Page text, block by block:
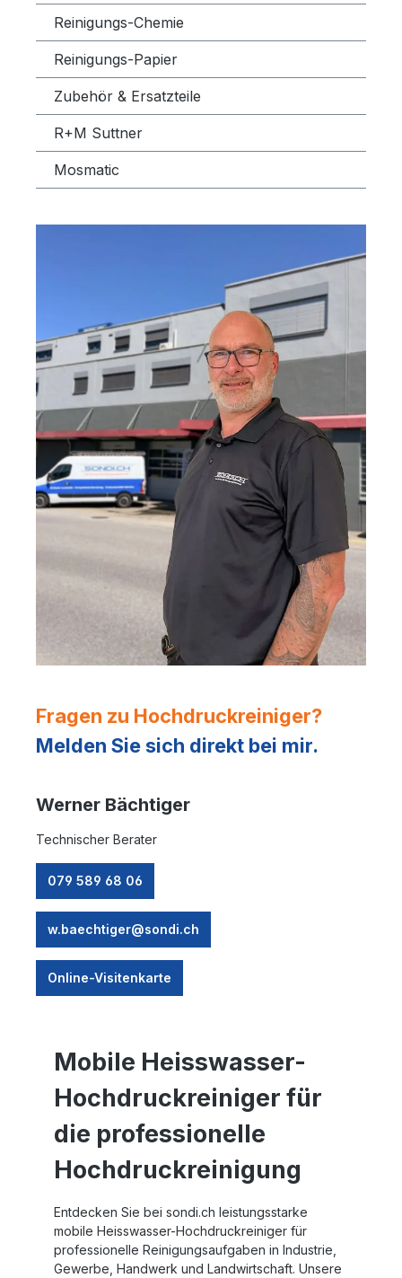
Reinigungs-Chemie
Reinigungs-Papier
Zubehör & Ersatzteile
R+M Suttner
Mosmatic
Fragen zu Hochdruckreiniger?
Melden Sie sich direkt bei mir.
Werner Bächtiger
Technischer Berater
079 589 68 06
w.baechtiger@sondi.ch
Online-Visitenkarte
Mobile Heisswasser-
Hochdruckreiniger für
die professionelle
Hochdruckreinigung
Entdecken Sie bei sondi.ch leistungsstarke
mobile Heisswasser-Hochdruckreiniger für
professionelle Reinigungsaufgaben in Industrie,
Gewerbe, Handwerk und Landwirtschaft. Unsere